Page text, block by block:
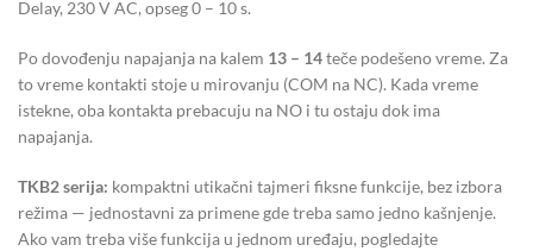
Delay, 230 V AC, opseg 0 – 10 s.
Po dovođenju napajanja na kalem 13 – 14teče podešeno vreme. Za
to vreme kontakti stoje u mirovanju (COM na NC). Kada vreme
istekne, oba kontakta prebacuju na NO i tu ostaju dok ima
napajanja.
TKB2 serija: kompaktni utikačni tajmeri fiksne funkcije, bez izbora
režima — jednostavni za primene gde treba samo jedno kašnjenje.
Ako vam treba više funkcija u jednom uređaju, pogledajte